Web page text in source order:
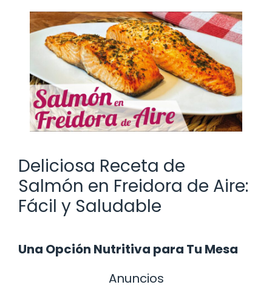
Deliciosa Receta de
Salmón en Freidora de Aire:
Fácil y Saludable
Una Opción Nutritiva para Tu Mesa
Anuncios